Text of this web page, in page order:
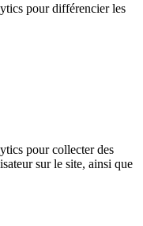
pour différencier les
pour collecter des
sur le site, ainsi que